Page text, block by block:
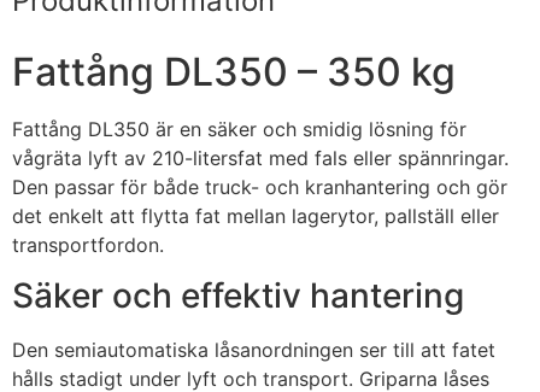
Fattång DL350 – 350 kg
Fattång DL350 är en säker och smidig lösning för
vågräta lyft av 210-litersfat med fals eller spännringar.
Den passar för både truck- och kranhantering och gör
det enkelt att flytta fat mellan lagerytor, pallställ eller
transportfordon.
Säker och effektiv hantering
Den semiautomatiska låsanordningen ser till att fatet
hålls stadigt under lyft och transport. Griparna låses